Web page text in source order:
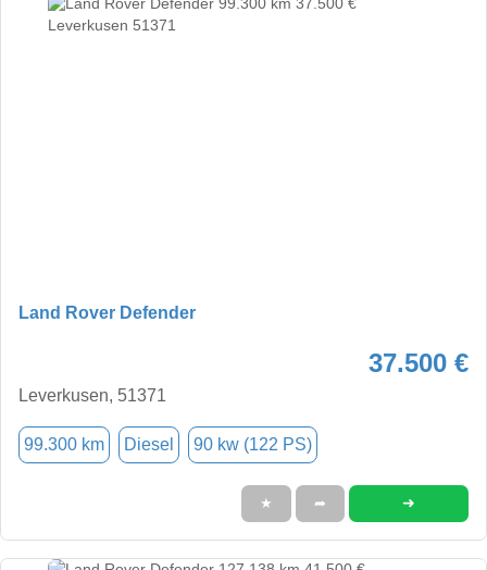
Land Rover Defender
37.500 €
Leverkusen, 51371
99.300 km Diesel 90 kw (122 PS)
★ ➦ ➜